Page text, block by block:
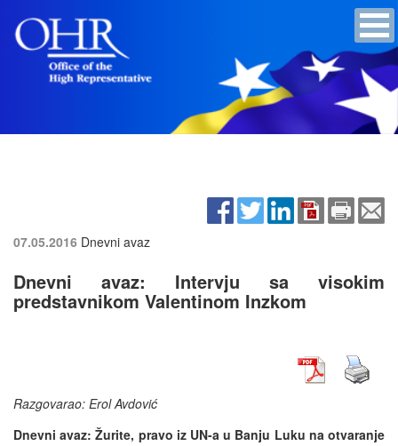
07.05.2016 Dnevni avaz
Dnevni avaz: Intervju sa visokim
predstavnikom Valentinom Inzkom
Razgovarao: Erol Avdović
Dnevni avaz: Žurite, pravo iz UN-a u Banju Luku na otvaranje